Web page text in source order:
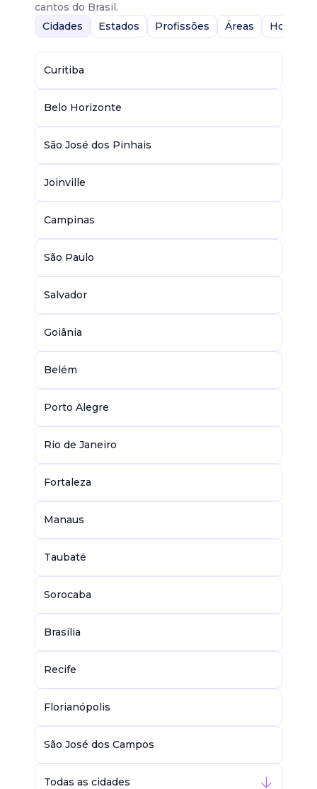
cantos do Brasil.
Cidades
Estados Profissões Áreas Home-
Curitiba
Belo Horizonte
São José dos Pinhais
Joinville
Campinas
São Paulo
Salvador
Goiânia
Belém
Porto Alegre
Rio de Janeiro
Fortaleza
Manaus
Taubaté
Sorocaba
Brasília
Recife
Florianópolis
São José dos Campos
Todas as cidades